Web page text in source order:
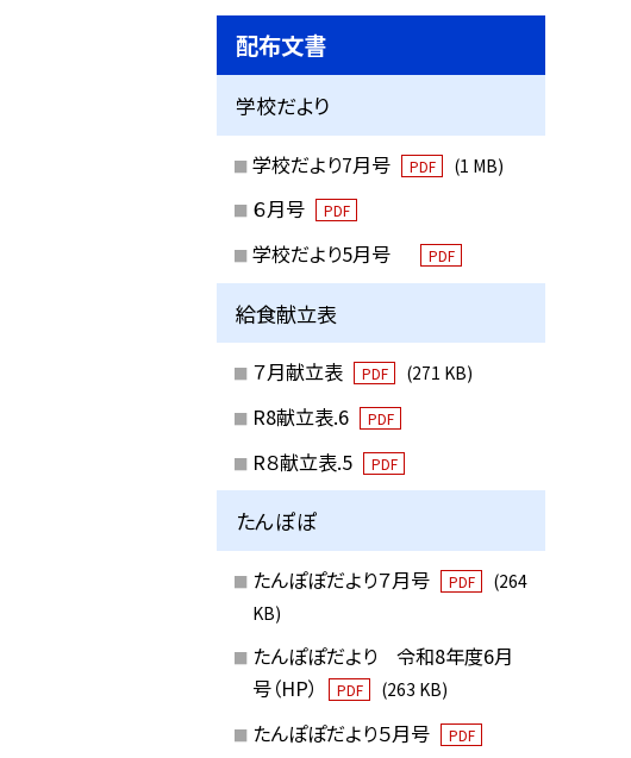
配布文書
学校だより
学校だより7月号 PDF (1 MB)
６月号 PDF
学校だより5月号 PDF
給食献立表
７月献立表 PDF (271 KB)
R8献立表.6 PDF
R８献立表.5 PDF
たんぽぽ
たんぽぽだより７月号 PDF
(264
KB)
たんぽぽだより 令和8年度6月
号（HP）
PDF (263 KB)
たんぽぽだより５月号 PDF